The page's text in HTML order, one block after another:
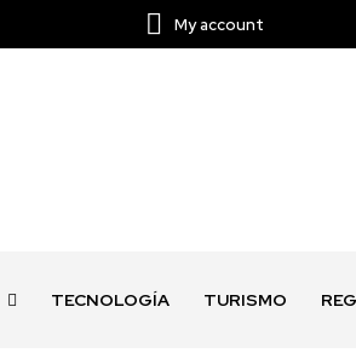
My account
TECNOLOGÍA TURISMO